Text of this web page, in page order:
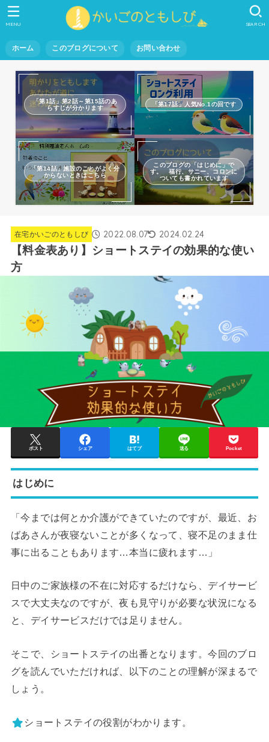
ホーム このブログについて お問い合わせ
SEARCH
MENU
「第1話」第2話～第15話のあ
らすじが分かります
「第17話」人気No.1の回です
「第14話」施設のことがよく分
からないときはこちら
このブログの「はじめに」で
す。 福行、サニー、コロンに
ついても書かれています
在宅かいごのともしび 2022.08.07 2024.02.24
【料金表あり】ショートステイの効果的な使い
方
ポスト シェア はてブ 送る Pocket
はじめに
「今までは何とか介護ができていたのですが、最近、お
ばあさんが夜寝ないことが多くなって、寝不足のまま仕
事に出ることもあります…本当に疲れます…」
日中のご家族様の不在に対応するだけなら、デイサービ
スで大丈夫なのですが、夜も見守りが必要な状況になる
と、デイサービスだけでは足りません。
そこで、ショートステイの出番となります。今回のブロ
グを読んでいただければ、以下のことの理解が深まるで
しょう。
ショートステイの役割がわかります。